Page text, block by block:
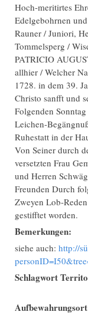
Hoch-meritirtes
Edelgebohrnen
Rauner / Juniori,
Tommelsperg /
PATRICIO
allhier / Welcher
1728. in dem 39.
Christo sanfft und
Folgenden
Leichen-
Ruhestatt in der
Von Seiner durch
versetzten Frau
und Herren
Freunden Durch
Zweyen Lob-
gestifftet worden.
Bemerkungen:
siehe auch: http://
Schlagwort